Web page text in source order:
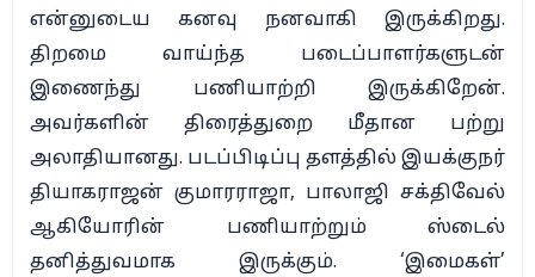
என்னுடைய கனவு நனவாகி இருக்கிறது.
திறமை வாய்ந்த படைப்பாளர்களுடன்
இணைந்து பணியாற்றி இருக்கிறேன்.
அவர்களின் திரைத்துறை மீதான பற்று
அலாதியானது. படப்பிடிப்பு தளத்தில் இயக்குநர்
தியாகராஜன் குமாரராஜா, பாலாஜி சக்திவேல்
ஆகியோரின் பணியாற்றும் ஸ்டைல்
தனித்துவமாக இருக்கும். ‘இமைகள்’